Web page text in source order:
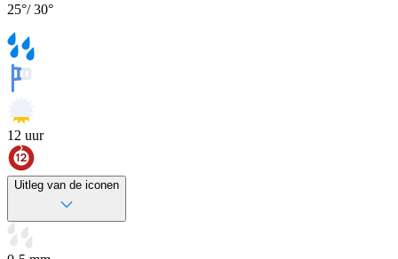
25°/30°
12 uur
Uitleg van de iconen